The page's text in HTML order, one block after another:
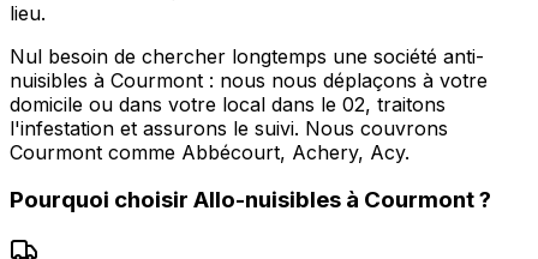
lieu.
Nul besoin de chercher longtemps une société anti-
nuisibles à Courmont : nous nous déplaçons à votre
domicile ou dans votre local dans le 02, traitons
l'infestation et assurons le suivi. Nous couvrons
Courmont comme Abbécourt, Achery, Acy.
Pourquoi choisir Allo-nuisibles à Courmont?